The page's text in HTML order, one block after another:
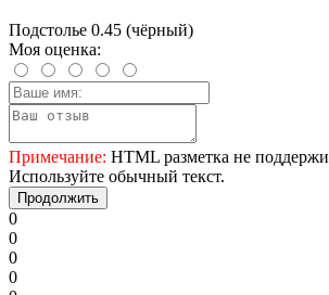
Подстолье 0.45 (чёрный)
Моя оценка:
Примечание: HTML разметка не
Используйте обычный текст.
Продолжить
0
0
0
0